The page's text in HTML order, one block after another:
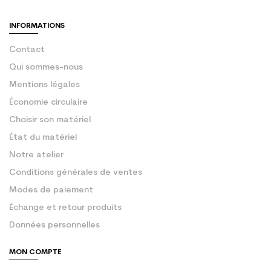
INFORMATIONS
Contact
Qui sommes-nous
Mentions légales
Économie circulaire
Choisir son matériel
État du matériel
Notre atelier
Conditions générales de ventes
Modes de paiement
Échange et retour produits
Données personnelles
MON COMPTE